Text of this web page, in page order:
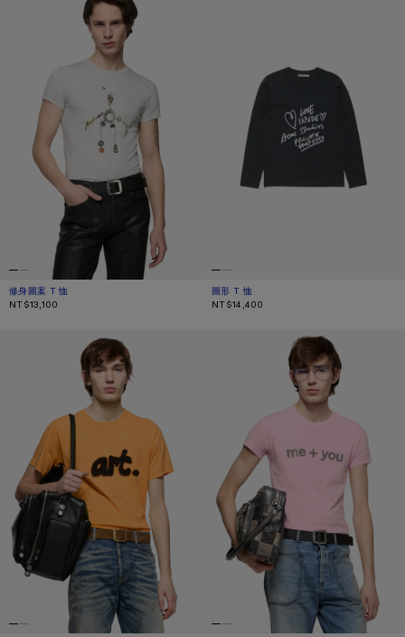
修身圖案 T 恤
目前顏色： 混灰色
價格：NT$13,100。
NT$13,100
圖形 T 恤
目前顏色： 黑
價格：NT$14,400。
NT$14,400